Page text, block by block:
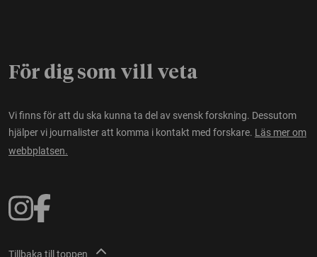
För dig som vill veta
Vi finns för att du ska kunna ta del av svensk forskning. Dessutom
hjälper vi journalister att komma i kontakt med forskare. Läs mer om
webbplatsen.
Tillbaka till toppen